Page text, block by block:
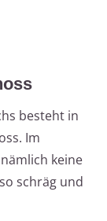
besteht in
Im
keine
schräg und